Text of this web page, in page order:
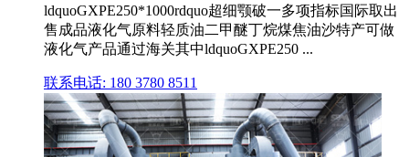
ldquoGXPE250*1000rdquo超细颚破一多项指标国际取出
售成品液化气原料轻质油二甲醚丁烷煤焦油沙特产可做
液化气产品通过海关其中ldquoGXPE250 ...
联系电话: 180 3780 8511